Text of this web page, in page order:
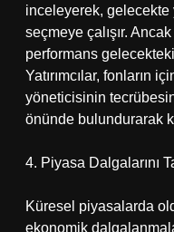
inceleyerek, gelecekte
seçmeye çalışır.
performans
Yatırımcılar, fonların
yöneticisinin
önünde bulundurarak
4. Piyasa Dalgalarını
Küresel piyasalarda
ekonomik